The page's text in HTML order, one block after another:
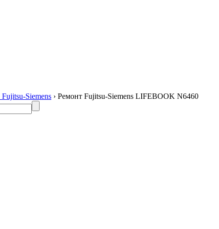
Siemens › Ремонт Fujitsu-Siemens LIFEBOOK N6460